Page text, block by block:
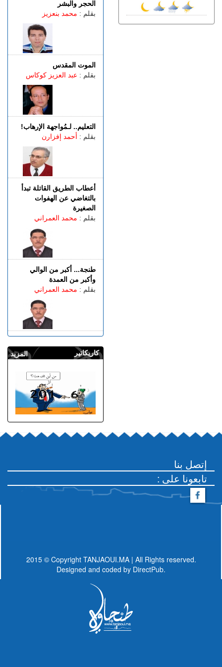
الحجر والبشر
بقلم : محمد بنعزيز
الموت المقدس
بقلم : عبد العزيز كوكاس
التعليم.. لـمُواجهة الإرهاب!
بقلم : أحمد إفزارن
أعطاب الطريق القاتلة تبدأ
بالتغاضي عن الهفوات
الصغيرة
بقلم : محمد العمراني
طنجة... أكبر من الوالي
وأكبر من العمدة
بقلم : محمد العمراني
المزيد كاريكاتير
التعليمات الملكية
الخميس 06 غشت | 22:12
إتصل بنا
: تابعونا على
2015 © Copyright TANJAOUI.MA | All Rights reserved.
Designed and coded by DirectPub.